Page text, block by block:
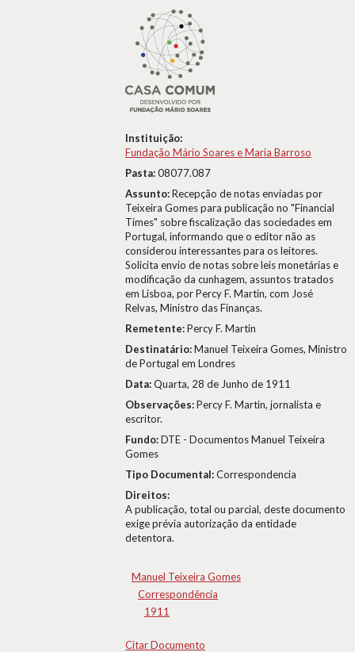
Instituição:
Fundação Mário Soares e Maria Barroso
Pasta:08077.087
Assunto:Recepção de notas enviadas por
Teixeira Gomes para publicação no "Financial
Times" sobre fiscalização das sociedades em
Portugal, informando que o editor não as
considerou interessantes para os leitores.
Solicita envio de notas sobre leis monetárias e
modificação da cunhagem, assuntos tratados
em Lisboa, por Percy F. Martin, com José
Relvas, Ministro das Finanças.
Remetente:Percy F. Martin
Destinatário:Manuel Teixeira Gomes, Ministro
de Portugal em Londres
Data:Quarta, 28 de Junho de 1911
Observações:Percy F. Martin, jornalista e
escritor.
Fundo:DTE - Documentos Manuel Teixeira
Gomes
Tipo Documental:Correspondencia
Direitos:
A publicação, total ou parcial, deste documento
exige prévia autorização da entidade
detentora.
Manuel Teixeira Gomes
Correspondência
1911
Citar Documento